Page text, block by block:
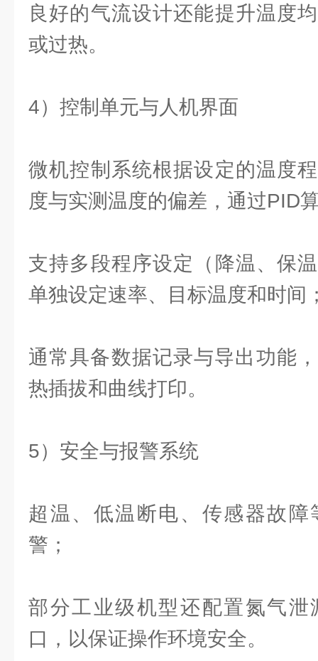
良好的气流设计还能提升温度
或过热。
4）控制单元与人机界面
微机控制系统根据设定的温度
度与实测温度的偏差，通过PID
支持多段程序设定（降温、保
单独设定速率、目标温度和时间
通常具备数据记录与导出功能
热插拔和曲线打印。
5）安全与报警系统
超温、低温断电、传感器故
警；
部分工业级机型还配置氮气泄
口，以保证操作环境安全。